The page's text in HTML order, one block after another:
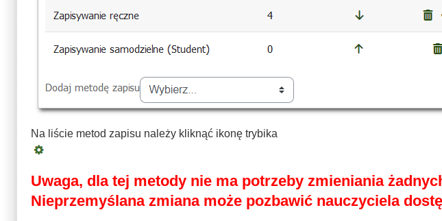
Na liście metod zapisu należy kliknąć ikonę trybika
Uwaga, dla tej metody nie ma potrzeby zmieniania
Nieprzemyślana zmiana może pozbawić nauczyciela